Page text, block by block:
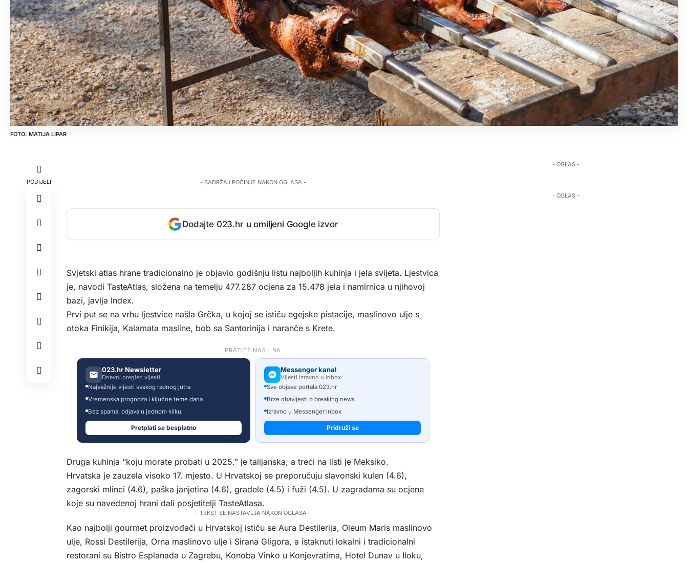
MATIJA LIPAR
PODIJELI - SADRŽAJ POČINJE NAKON OGLASA -
Dodajte 023.hr u omiljeni Google izvor
Svjetski atlas hrane tradicionalno je objavio godišnju listu najboljih kuhinja i jela svijeta. Ljestvica
je, navodi TasteAtlas, složena na temelju 477.287 ocjena za 15.478 jela i namirnica u njihovoj
bazi, javlja Index.
Prvi put se na vrhu ljestvice našla Grčka, u kojoj se ističu egejske pistacije, maslinovo ulje s
otoka Finikija, Kalamata masline, bob sa Santorinija i naranče s Krete.
PRATITE NAS I NA
023.hr Newsletter
Dnevni pregled vijesti
Najvažnije vijesti svakog radnog jutra
Vremenska prognoza i ključne teme dana
Bez spama, odjava u jednom kliku
Pretplati se besplatno
Messenger kanal
Vijesti izravno u inbox
Sve objave portala 023.hr
Brze obavijesti o breaking news
Izravno u Messenger inbox
Pridruži se
Druga kuhinja “koju morate probati u 2025.” je talijanska, a treći na listi je Meksiko.
Hrvatska je zauzela visoko 17. mjesto. U Hrvatskoj se preporučuju slavonski kulen (4.6),
zagorski mlinci (4.6), paška janjetina (4.6), gradele (4.5) i fuži (4.5). U zagradama su ocjene
koje su navedenoj hrani dali posjetitelji TasteAtlasa.
- TEKST SE NASTAVLJA NAKON OGLASA -
Kao najbolji gourmet proizvođači u Hrvatskoj ističu se Aura Destilerija, Oleum Maris maslinovo
ulje, Rossi Destilerija, Orna maslinovo ulje i Sirana Gligora, a istaknuti lokalni i tradicionalni
restorani su Bistro Esplanada u Zagrebu, Konoba Vinko u Konjevratima, Hotel Dunav u Iloku,
- OGLAS -
- OGLAS -